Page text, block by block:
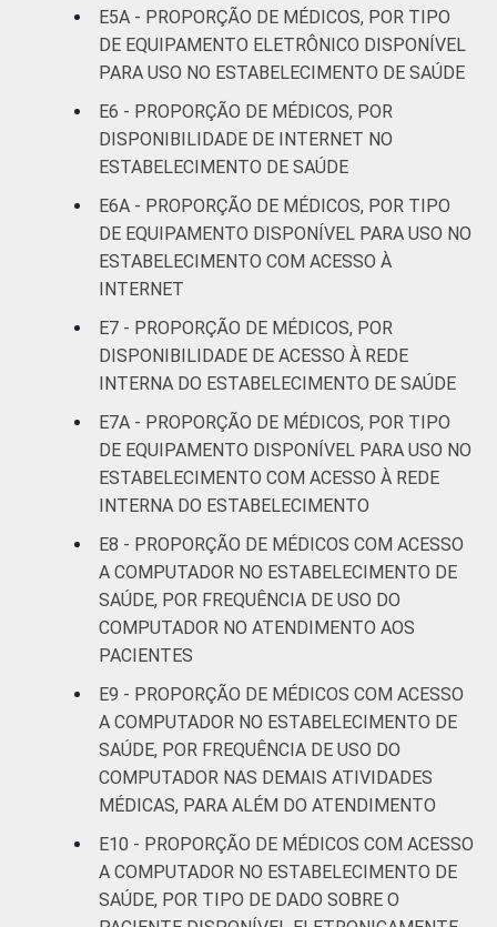
computador no estabelecimento de saúde.
Respostas estimuladas. Dados coletados
entre novembro de 2015 e junho de 2016.
equipamentos: computador de mesa,
notebook, netbook e tablet.
E5A - PROPORÇÃO DE MÉDICOS, POR TIPO
DE EQUIPAMENTO ELETRÔNICO DISPONÍVEL
PARA USO NO ESTABELECIMENTO DE SAÚDE
E6 - PROPORÇÃO DE MÉDICOS, POR
DISPONIBILIDADE DE INTERNET NO
ESTABELECIMENTO DE SAÚDE
E6A - PROPORÇÃO DE MÉDICOS, POR TIPO
DE EQUIPAMENTO DISPONÍVEL PARA USO NO
ESTABELECIMENTO COM ACESSO À
INTERNET
E7 - PROPORÇÃO DE MÉDICOS, POR
DISPONIBILIDADE DE ACESSO À REDE
INTERNA DO ESTABELECIMENTO DE SAÚDE
E7A - PROPORÇÃO DE MÉDICOS, POR TIPO
DE EQUIPAMENTO DISPONÍVEL PARA USO NO
ESTABELECIMENTO COM ACESSO À REDE
INTERNA DO ESTABELECIMENTO
E8 - PROPORÇÃO DE MÉDICOS COM ACESSO
A COMPUTADOR NO ESTABELECIMENTO DE
SAÚDE, POR FREQUÊNCIA DE USO DO
COMPUTADOR NO ATENDIMENTO AOS
PACIENTES
E9 - PROPORÇÃO DE MÉDICOS COM ACESSO
A COMPUTADOR NO ESTABELECIMENTO DE
SAÚDE, POR FREQUÊNCIA DE USO DO
COMPUTADOR NAS DEMAIS ATIVIDADES
MÉDICAS, PARA ALÉM DO ATENDIMENTO
E10 - PROPORÇÃO DE MÉDICOS COM ACESSO
A COMPUTADOR NO ESTABELECIMENTO DE
SAÚDE, POR TIPO DE DADO SOBRE O